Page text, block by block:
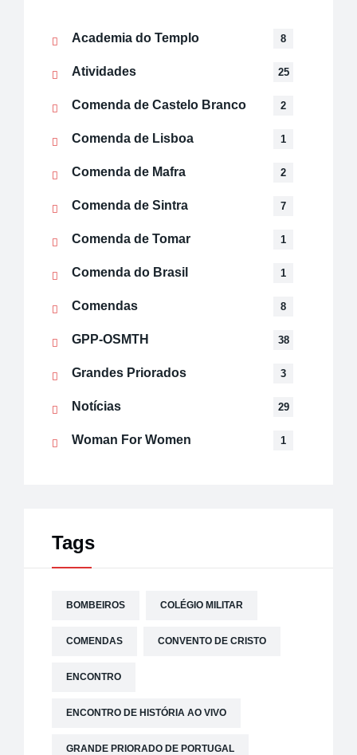
Academia do Templo 8
Atividades 25
Comenda de Castelo Branco 2
Comenda de Lisboa 1
Comenda de Mafra 2
Comenda de Sintra 7
Comenda de Tomar 1
Comenda do Brasil 1
Comendas 8
GPP-OSMTH 38
Grandes Priorados 3
Notícias 29
Woman For Women 1
Tags
BOMBEIROS COLÉGIO MILITAR
COMENDAS CONVENTO DE CRISTO
ENCONTRO
ENCONTRO DE HISTÓRIA AO VIVO
GRANDE PRIORADO DE PORTUGAL